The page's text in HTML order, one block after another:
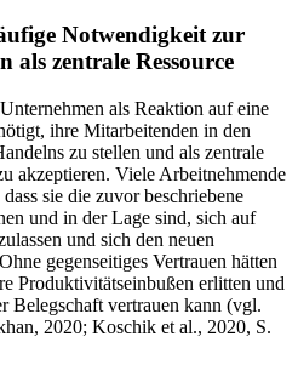
Notwendigkeit zur
als zentrale Ressource
als Reaktion auf eine
ihre Mitarbeitenden in den
zu stellen und als zentrale
akzeptieren. Viele Arbeitnehmende
sie die zuvor beschriebene
und in der Lage sind, sich auf
und sich den neuen
gegenseitiges Vertrauen hätten
Produktivitätseinbußen erlitten und
Belegschaft vertrauen kann (vgl.
2020; Koschik et al., 2020, S.